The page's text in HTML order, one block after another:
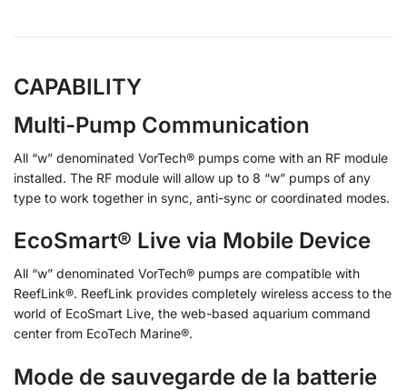
CAPABILITY
Multi-Pump Communication
All “w” denominated VorTech® pumps come with an RF module
installed. The RF module will allow up to 8 “w” pumps of any
type to work together in sync, anti-sync or coordinated modes.
EcoSmart® Live via Mobile Device
All “w” denominated VorTech® pumps are compatible with
ReefLink®. ReefLink provides completely wireless access to the
world of EcoSmart Live, the web-based aquarium command
center from EcoTech Marine®.
Mode de sauvegarde de la batterie